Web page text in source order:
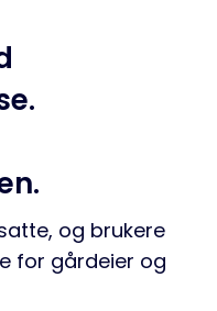
og brukere
for gårdeier og